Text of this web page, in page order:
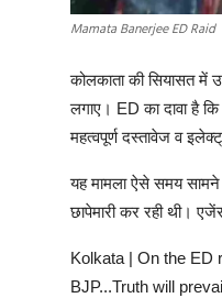
Mamata Banerjee ED Raid
कोलकाता की सियासत में
लगाए। ED का दावा है
महत्वपूर्ण दस्तावेज व
यह मामला ऐसे समय
छापेमारी कर रही थी।
Kolkata | On the ED
BJP...Truth will